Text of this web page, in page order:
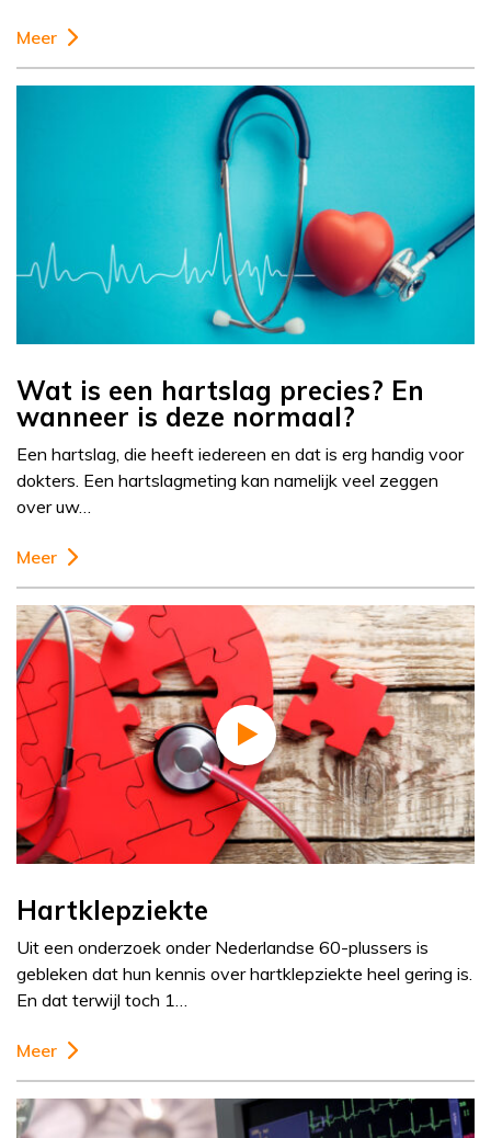
Meer
Wat is een hartslag precies? En
wanneer is deze normaal?
Een hartslag, die heeft iedereen en dat is erg handig voor
dokters. Een hartslagmeting kan namelijk veel zeggen
over uw…
Meer
Hartklepziekte
Uit een onderzoek onder Nederlandse 60-plussers is
gebleken dat hun kennis over hartklepziekte heel gering is.
En dat terwijl toch 1…
Meer